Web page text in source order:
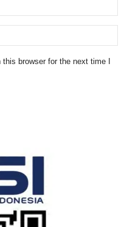
browser for the next time I